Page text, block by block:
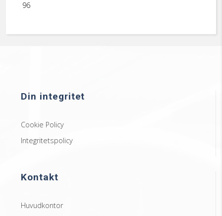
96
Din integritet
Cookie Policy
Integritetspolicy
Kontakt
Huvudkontor